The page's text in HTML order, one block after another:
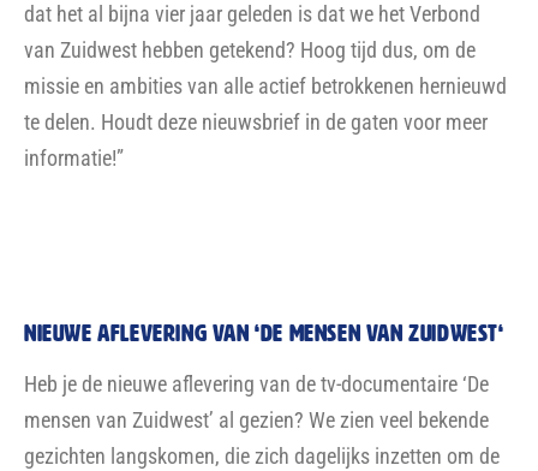
dat het al bijna vier jaar geleden is dat we het Verbond
van Zuidwest hebben getekend? Hoog tijd dus, om de
missie en ambities van alle actief betrokkenen hernieuwd
te delen. Houdt deze nieuwsbrief in de gaten voor meer
informatie!”
NIEUWE AFLEVERING VAN ‘DE MENSEN VAN ZUIDWEST‘
Heb je de nieuwe aflevering van de tv-documentaire ‘De
mensen van Zuidwest’ al gezien? We zien veel bekende
gezichten langskomen, die zich dagelijks inzetten om de